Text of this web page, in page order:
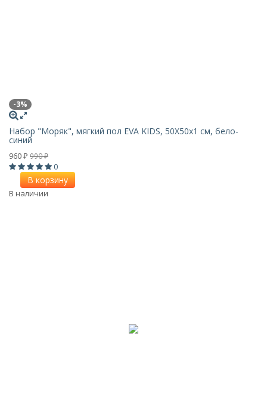
-3%
Набор "Моряк", мягкий пол EVA KIDS, 50Х50х1 см, бело-
синий
960 ₽ 990₽
0
В корзину
В наличии